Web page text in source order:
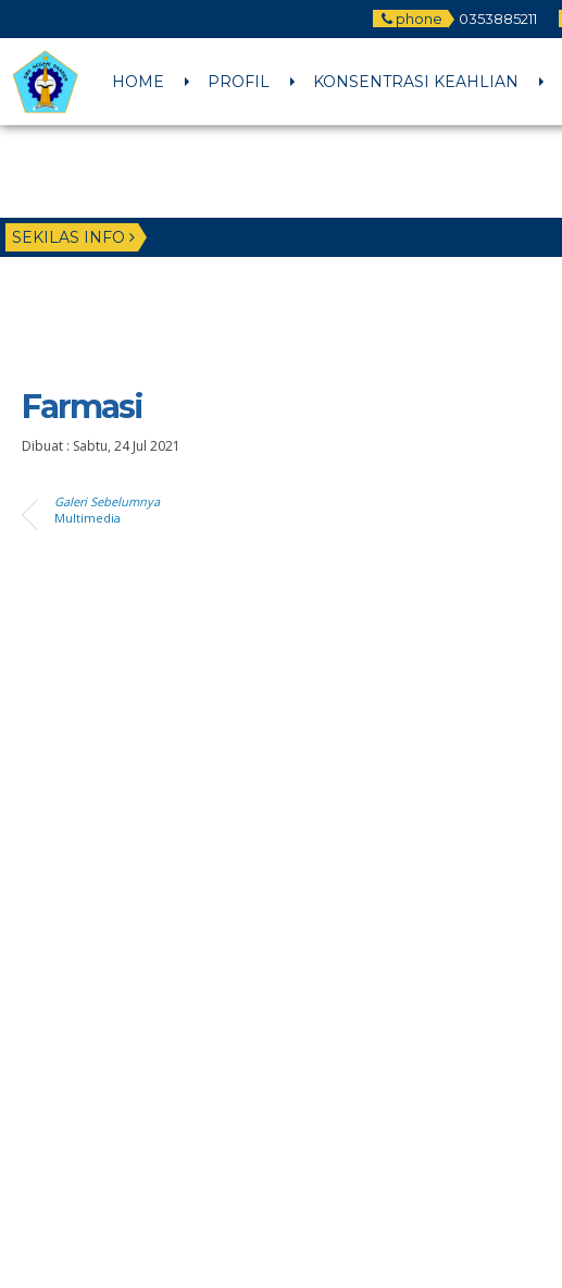
phone 0353885211
HOME PROFIL KONSENTRASI KEAHLIAN
SEKILAS INFO
Farmasi
Dibuat : Sabtu, 24 Jul 2021
Galeri Sebelumnya
Multimedia